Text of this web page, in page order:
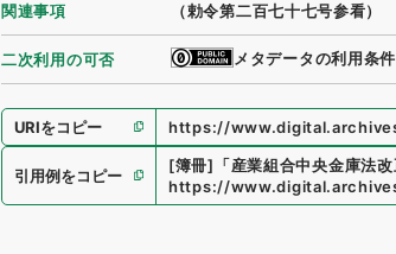
関連事項 （勅令第二百七十七号参看）
二次利用の可否 メタデータの利用条
URIをコピー https://
引用例をコピー
[簿冊] 「産業組合中央金庫法
https://